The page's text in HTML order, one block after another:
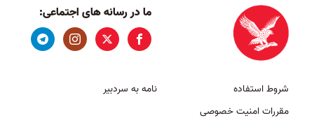
ما در رسانه های اجتماعی:
شروط استفاده
مقررات امنیت خصوصی
نامه به سردبیر